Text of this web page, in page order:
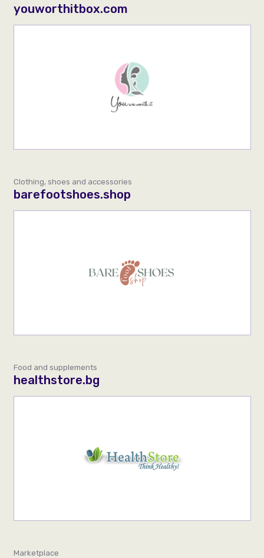
youworthitbox.com
Clothing, shoes and accessories
barefootshoes.shop
Food and supplements
healthstore.bg
Marketplace